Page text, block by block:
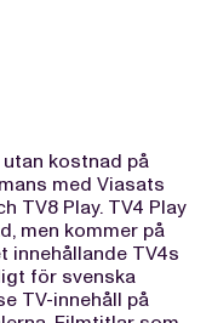
kostnad på
med Viasats
TV8 Play. TV4 Play
men kommer på
innehållande TV4s
för svenska
TV-innehåll på